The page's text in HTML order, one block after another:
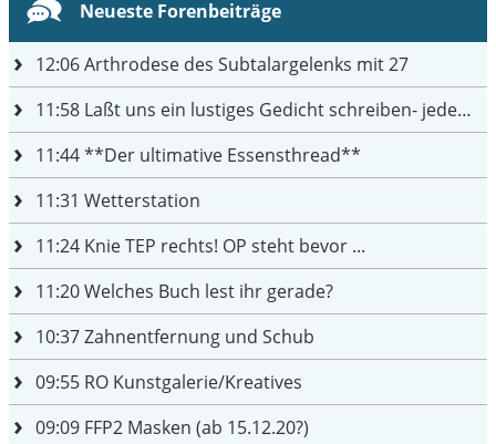
Neueste Forenbeiträge
12:06Arthrodese des Subtalargelenks mit 27
11:58 Laßt uns ein lustiges Gedicht schreiben- jeder einen Satz
11:44**Der ultimative Essensthread**
11:31 Wetterstation
11:24 Knie TEP rechts! OP steht bevor ...
11:20Welches Buch lest ihr gerade?
10:37Zahnentfernung und Schub
09:55 RO Kunstgalerie/Kreatives
09:09 FFP2 Masken (ab 15.12.20?)